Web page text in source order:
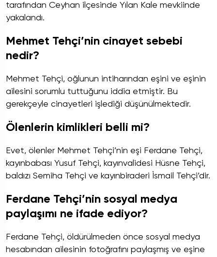
tarafından Ceyhan ilçesinde Yılan Kale mevkiinde
yakalandı.
Mehmet Tehçi’nin cinayet sebebi
nedir?
Mehmet Tehçi, oğlunun intiharından eşini ve eşinin
ailesini sorumlu tuttuğunu iddia etmiştir. Bu
gerekçeyle cinayetleri işlediği düşünülmektedir.
Ölenlerin kimlikleri belli mi?
Evet, ölenler Mehmet Tehçi’nin eşi Ferdane Tehçi,
kayınbabası Yusuf Tehçi, kayınvalidesi Hüsne Tehçi,
baldızı Semiha Tehçi ve kayınbiraderi İsmail Tehçi’dir.
Ferdane Tehçi’nin sosyal medya
paylaşımı ne ifade ediyor?
Ferdane Tehçi, öldürülmeden önce sosyal medya
hesabından ailesinin fotoğrafını paylaşmış ve eşine